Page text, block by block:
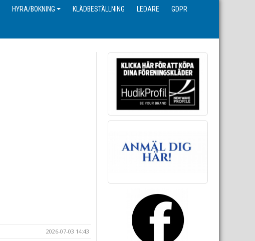
HYRA/BOKNING KLÄDBESTÄLLNING LEDARE GDPR
2026-07-03 14:43